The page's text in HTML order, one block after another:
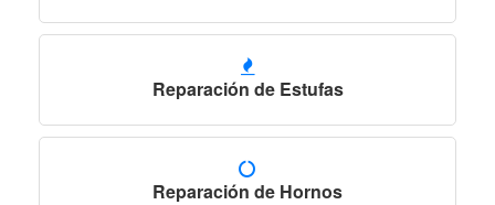
Reparación de Estufas
Reparación de Hornos